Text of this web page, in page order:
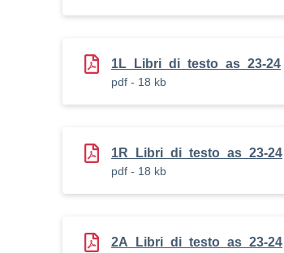
1L_Libri_di_testo_as_23-24
pdf - 18 kb
1R_Libri_di_testo_as_23-24
pdf - 18 kb
2A_Libri_di_testo_as_23-24